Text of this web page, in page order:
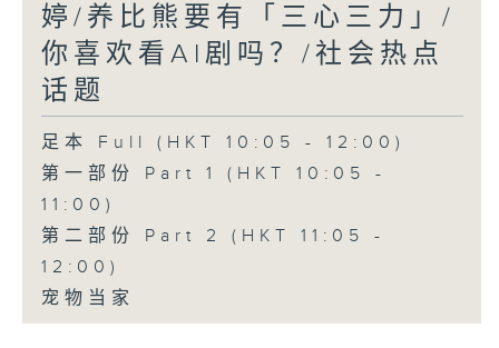
婷/养比熊要有「三心三力」/
你喜欢看AI剧吗？/社会热点
话题
足本 Full (HKT 10:05 - 12:00)
第一部份 Part 1 (HKT 10:05 -
11:00)
第二部份 Part 2 (HKT 11:05 -
12:00)
宠物当家